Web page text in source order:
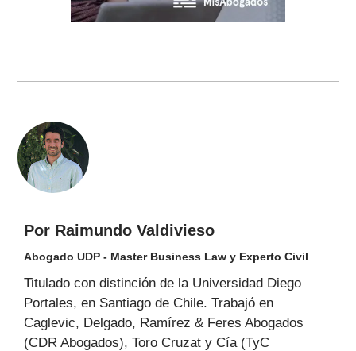
Por Raimundo Valdivieso
Abogado UDP - Master Business Law y Experto Civil
Titulado con distinción de la Universidad Diego
Portales, en Santiago de Chile. Trabajó en
Caglevic, Delgado, Ramírez & Feres Abogados
(CDR Abogados), Toro Cruzat y Cía (TyC